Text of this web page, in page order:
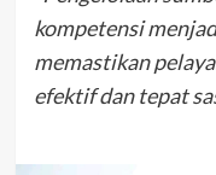
kompetensi
memastikan
efektif dan tepat